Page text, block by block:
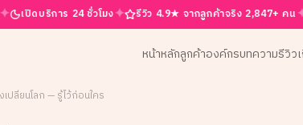
าร 24 ชั่วโมง✦ รีวิว 4.9★ จากลูกค้าจริง 2,847+ คน ✦ ขาย ฝ
หน้าหลักลูกค้าองค์กรบทความรีวิว
ปลี่ยนโลก — รู้ไว้ก่อนใคร